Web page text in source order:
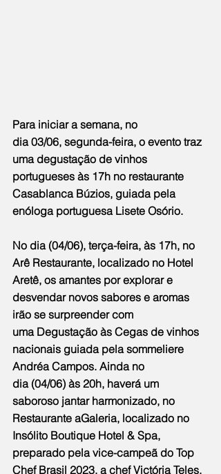
Para iniciar a semana, no
dia 03/06, segunda-feira, o evento traz
uma degustação de vinhos
portugueses às 17h no restaurante
Casablanca Búzios, guiada pela
enóloga portuguesa Lisete Osório.
No dia (04/06), terça-feira, às 17h, no
Arê Restaurante, localizado no Hotel
Aretê, os amantes por explorar e
desvendar novos sabores e aromas
irão se surpreender com
uma Degustação às Cegas de vinhos
nacionais guiada pela sommeliere
Andréa Campos. Ainda no
dia (04/06) às 20h, haverá um
saboroso jantar harmonizado, no
Restaurante aGaleria, localizado no
Insólito Boutique Hotel & Spa,
preparado pela vice-campeã do Top
Chef Brasil 2023, a chef Victória Teles.